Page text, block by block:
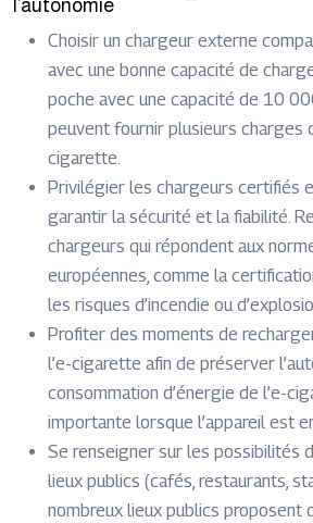
l’autonomie
Choisir un chargeur externe
avec une bonne capacité de
poche avec une capacité de 10
peuvent fournir plusieurs charges
cigarette.
Privilégier les chargeurs certifiés
garantir la sécurité et la fiabilité.
chargeurs qui répondent aux
européennes, comme la
les risques d’incendie ou
Profiter des moments de
l’e-cigarette afin de préserver
consommation d’énergie de l’e-
importante lorsque l’appareil est
Se renseigner sur les possibilités
lieux publics (cafés, restaurants,
nombreux lieux publics proposent